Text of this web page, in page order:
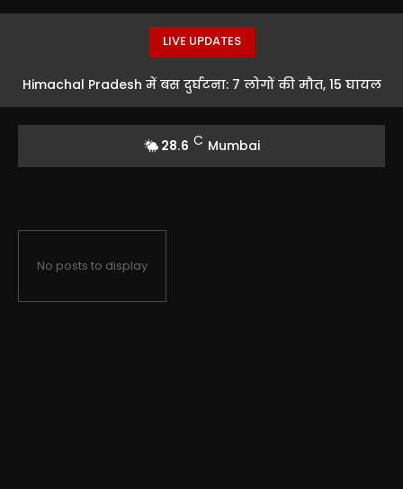
LIVE UPDATES
Himachal Pradesh में बस दुर्घटना: 7 लोगों की मौत, 15 घायल
28.6 C Mumbai
No posts to display